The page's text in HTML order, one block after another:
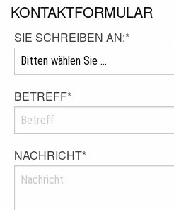
KONTAKTFORMULAR
SIE SCHREIBEN AN:*
BETREFF*
NACHRICHT*